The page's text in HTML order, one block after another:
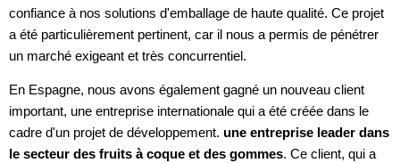
confiance à nos solutions d'emballage de haute qualité. Ce projet
a été particulièrement pertinent, car il nous a permis de pénétrer
un marché exigeant et très concurrentiel.
En Espagne, nous avons également gagné un nouveau client
important, une entreprise internationale qui a été créée dans le
cadre d'un projet de développement. une entreprise leader dans
le secteur des fruits à coque et des gommes. Ce client, qui a